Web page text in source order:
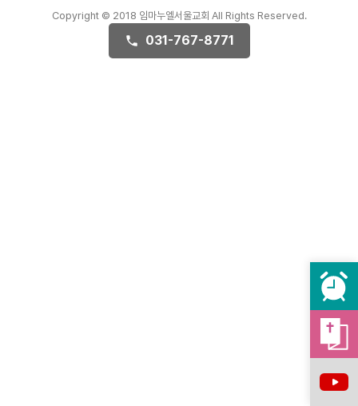
Copyright © 2018 임마누엘서울교회 All Rights Reserved.
031-767-8771